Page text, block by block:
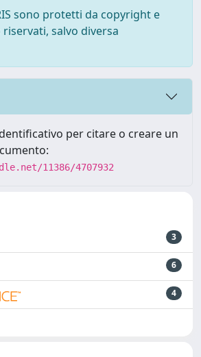
sono protetti da copyright e
salvo diversa
per citare o creare un
11386/4707932
3
6
4